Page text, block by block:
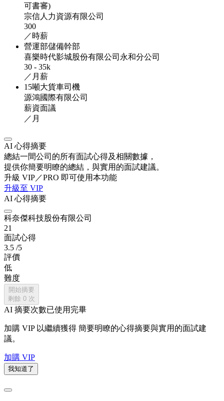
可書審)
宗信人力資源有限公司
300
／時薪
營運部儲備幹部
喜樂時代影城股份有限公司永和分公司
30 - 35k
／月薪
15噸大貨車司機
源鴻國際有限公司
薪資面議
／月
AI 心得摘要
總結一間公司的所有面試心得及相關數據，
提供你簡要明瞭的總結，與實用的面試建議。
升級 VIP／PRO 即可使用本功能
升級至 VIP
AI 心得摘要
科奈傑科技股份有限公司
21
面試心得
3.5 /5
評價
低
難度
開始摘要
剩餘 0 次
AI 摘要次數已使用完畢
加購 VIP 以繼續獲得 簡要明瞭的心得摘要與實用的面試建
議。
加購 VIP
我知道了